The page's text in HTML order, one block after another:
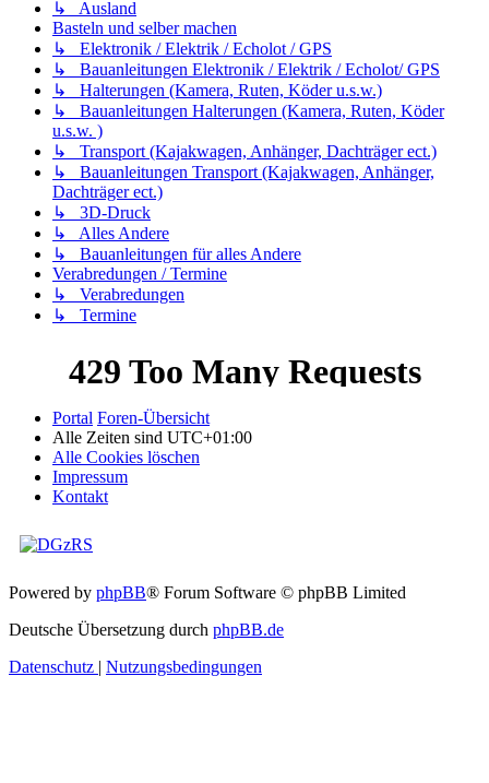
↳ Ausland
Basteln und selber machen
↳ Elektronik / Elektrik / Echolot / GPS
↳ Bauanleitungen Elektronik / Elektrik / Echolot/ GPS
↳ Halterungen (Kamera, Ruten, Köder u.s.w.)
↳ Bauanleitungen Halterungen (Kamera, Ruten, Köder
u.s.w. )
↳ Transport (Kajakwagen, Anhänger, Dachträger ect.)
↳ Bauanleitungen Transport (Kajakwagen, Anhänger,
Dachträger ect.)
↳ 3D-Druck
↳ Alles Andere
↳ Bauanleitungen für alles Andere
Verabredungen / Termine
↳ Verabredungen
↳ Termine
Portal Foren-Übersicht
Alle Zeiten sind UTC+01:00
Alle Cookies löschen
Impressum
Kontakt
Powered by phpBB® Forum Software © phpBB Limited
Deutsche Übersetzung durch phpBB.de
Datenschutz | Nutzungsbedingungen